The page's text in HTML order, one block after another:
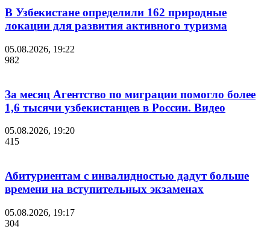
В Узбекистане определили 162 природные
локации для развития активного туризма
05.08.2026, 19:22
982
За месяц Агентство по миграции помогло более
1,6 тысячи узбекистанцев в России. Видео
05.08.2026, 19:20
415
Абитуриентам с инвалидностью дадут больше
времени на вступительных экзаменах
05.08.2026, 19:17
304